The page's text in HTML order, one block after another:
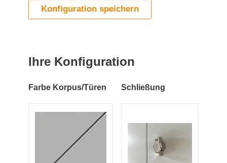
Konfiguration speichern
Ihre Konfiguration
Farbe Korpus/Türen Schließung